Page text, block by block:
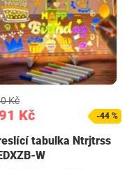
Kč
Kč
-44 %
tabulka Ntrjtrss
W